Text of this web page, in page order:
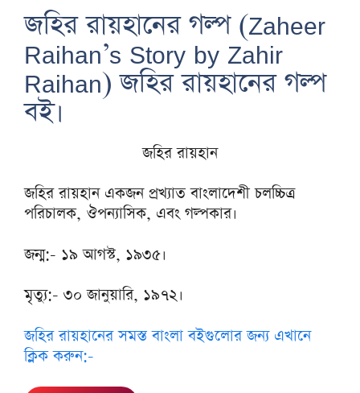
জহির রায়হানের গল্প (Zaheer
Raihan’s Story by Zahir
Raihan) জহির রায়হানের গল্প
বই।
জহির রায়হান
জহির রায়হান একজন প্রখ্যাত বাংলাদেশী চলচ্চিত্র
পরিচালক, ঔপন্যাসিক, এবং গল্পকার।
জন্ম:- ১৯ আগস্ট, ১৯৩৫।
মৃত্যু:- ৩০ জানুয়ারি, ১৯৭২।
জহির রায়হানের সমস্ত বাংলা বইগুলোর জন্য এখানে
ক্লিক করুন:-